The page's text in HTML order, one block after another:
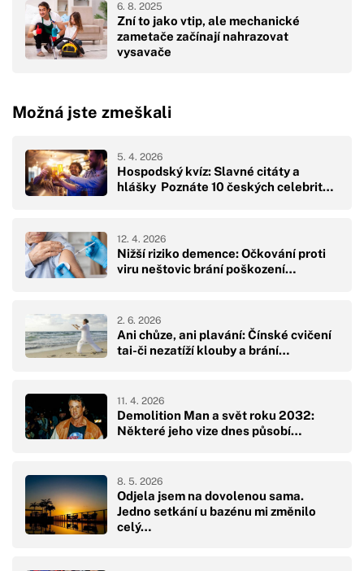
Zní to jako vtip, ale mechanické
zametače začínají nahrazovat
vysavače
6. 8. 2025
Možná jste zmeškali
Hospodský kvíz: Slavné citáty a
hlášky Poznáte 10 českých celebrit…
5. 4. 2026
Nižší riziko demence: Očkování proti
viru neštovic brání poškození…
12. 4. 2026
Ani chůze, ani plavání: Čínské cvičení
tai-či nezatíží klouby a brání…
2. 6. 2026
Demolition Man a svět roku 2032:
Některé jeho vize dnes působí…
11. 4. 2026
Odjela jsem na dovolenou sama.
Jedno setkání u bazénu mi změnilo
celý…
8. 5. 2026